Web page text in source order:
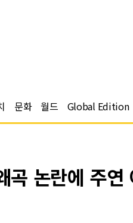
문화 월드 Global Edition
논란에 주연